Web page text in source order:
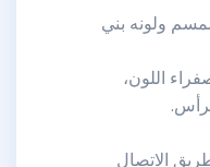
ولونه بني
اللون،
الاتصال